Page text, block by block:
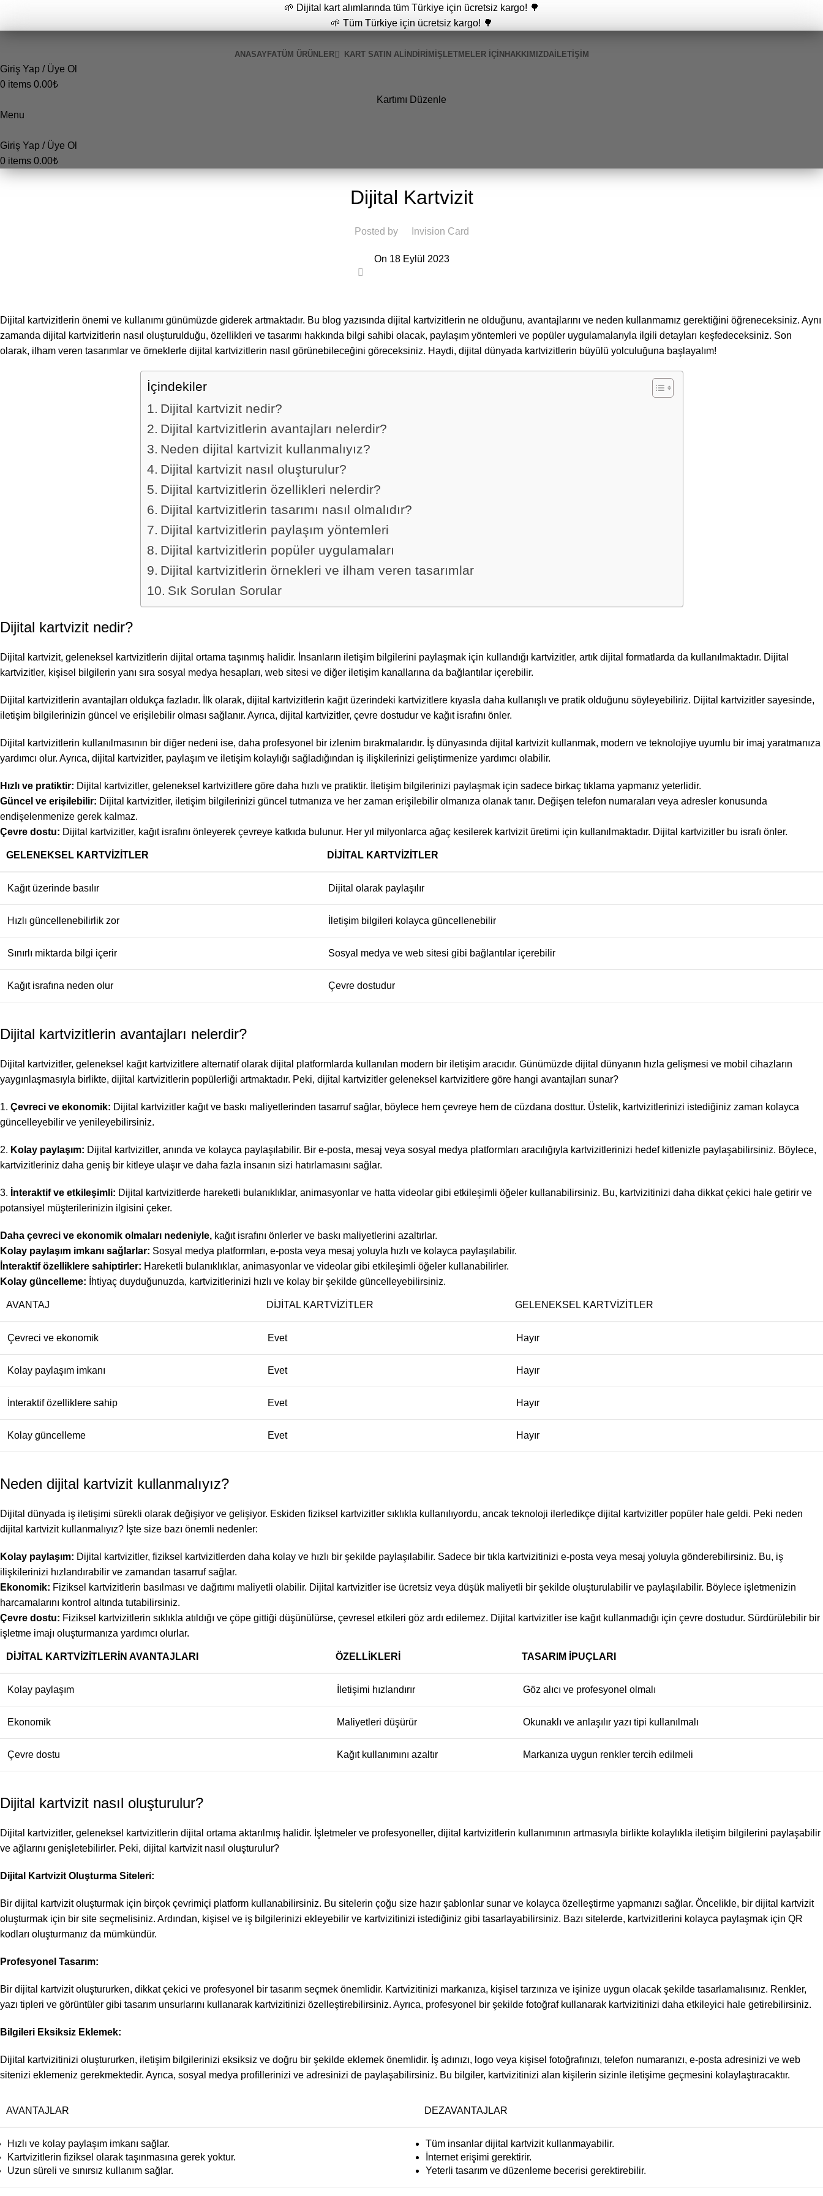
🌱 Dijital kart alımlarında tüm Türkiye için ücretsiz kargo! 🌳
🌱 Tüm Türkiye için ücretsiz kargo! 🌳
ANASAYFATÜM ÜRÜNLER KART SATIN ALİNDİRİM İŞLETMELER İÇIN HAKKIMIZDAİLETIŞIM
Giriş Yap / Üye Ol
0 items 0.00₺
Kartımı Düzenle
Menu
Giriş Yap / Üye Ol
0 items 0.00₺
Dijital Kartvizit
Posted by Invision Card
On 18 Eylül 2023
Dijital kartvizitlerin önemi ve kullanımı günümüzde giderek artmaktadır. Bu blog yazısında dijital kartvizitlerin ne olduğunu, avantajlarını ve neden kullanmamız gerektiğini öğreneceksiniz. Aynı
zamanda dijital kartvizitlerin nasıl oluşturulduğu, özellikleri ve tasarımı hakkında bilgi sahibi olacak, paylaşım yöntemleri ve popüler uygulamalarıyla ilgili detayları keşfedeceksiniz. Son
olarak, ilham veren tasarımlar ve örneklerle dijital kartvizitlerin nasıl görünebileceğini göreceksiniz. Haydi, dijital dünyada kartvizitlerin büyülü yolculuğuna başlayalım!
İçindekiler
Dijital kartvizit nedir?
Dijital kartvizitlerin avantajları nelerdir?
Neden dijital kartvizit kullanmalıyız?
Dijital kartvizit nasıl oluşturulur?
Dijital kartvizitlerin özellikleri nelerdir?
Dijital kartvizitlerin tasarımı nasıl olmalıdır?
Dijital kartvizitlerin paylaşım yöntemleri
Dijital kartvizitlerin popüler uygulamaları
Dijital kartvizitlerin örnekleri ve ilham veren tasarımlar
Sık Sorulan Sorular
Dijital kartvizit nedir?
Dijital kartvizit, geleneksel kartvizitlerin dijital ortama taşınmış halidir. İnsanların iletişim bilgilerini paylaşmak için kullandığı kartvizitler, artık dijital formatlarda da kullanılmaktadır. Dijital
kartvizitler, kişisel bilgilerin yanı sıra sosyal medya hesapları, web sitesi ve diğer iletişim kanallarına da bağlantılar içerebilir.
Dijital kartvizitlerin avantajları oldukça fazladır. İlk olarak, dijital kartvizitlerin kağıt üzerindeki kartvizitlere kıyasla daha kullanışlı ve pratik olduğunu söyleyebiliriz. Dijital kartvizitler sayesinde,
iletişim bilgilerinizin güncel ve erişilebilir olması sağlanır. Ayrıca, dijital kartvizitler, çevre dostudur ve kağıt israfını önler.
Dijital kartvizitlerin kullanılmasının bir diğer nedeni ise, daha profesyonel bir izlenim bırakmalarıdır. İş dünyasında dijital kartvizit kullanmak, modern ve teknolojiye uyumlu bir imaj yaratmanıza
yardımcı olur. Ayrıca, dijital kartvizitler, paylaşım ve iletişim kolaylığı sağladığından iş ilişkilerinizi geliştirmenize yardımcı olabilir.
Hızlı ve pratiktir: Dijital kartvizitler, geleneksel kartvizitlere göre daha hızlı ve pratiktir. İletişim bilgilerinizi paylaşmak için sadece birkaç tıklama yapmanız yeterlidir.
Güncel ve erişilebilir: Dijital kartvizitler, iletişim bilgilerinizi güncel tutmanıza ve her zaman erişilebilir olmanıza olanak tanır. Değişen telefon numaraları veya adresler konusunda
endişelenmenize gerek kalmaz.
Çevre dostu: Dijital kartvizitler, kağıt israfını önleyerek çevreye katkıda bulunur. Her yıl milyonlarca ağaç kesilerek kartvizit üretimi için kullanılmaktadır. Dijital kartvizitler bu israfı önler.
GELENEKSEL KARTVIZITLER DIJITAL KARTVIZITLER
Kağıt üzerinde basılır Dijital olarak paylaşılır
Hızlı güncellenebilirlik zor İletişim bilgileri kolayca güncellenebilir
Sınırlı miktarda bilgi içerir Sosyal medya ve web sitesi gibi bağlantılar içerebilir
Kağıt israfına neden olur Çevre dostudur
Dijital kartvizitlerin avantajları nelerdir?
Dijital kartvizitler, geleneksel kağıt kartvizitlere alternatif olarak dijital platformlarda kullanılan modern bir iletişim aracıdır. Günümüzde dijital dünyanın hızla gelişmesi ve mobil cihazların
yaygınlaşmasıyla birlikte, dijital kartvizitlerin popülerliği artmaktadır. Peki, dijital kartvizitler geleneksel kartvizitlere göre hangi avantajları sunar?
1. Çevreci ve ekonomik: Dijital kartvizitler kağıt ve baskı maliyetlerinden tasarruf sağlar, böylece hem çevreye hem de cüzdana dosttur. Üstelik, kartvizitlerinizi istediğiniz zaman kolayca
güncelleyebilir ve yenileyebilirsiniz.
2. Kolay paylaşım: Dijital kartvizitler, anında ve kolayca paylaşılabilir. Bir e-posta, mesaj veya sosyal medya platformları aracılığıyla kartvizitlerinizi hedef kitlenizle paylaşabilirsiniz. Böylece,
kartvizitleriniz daha geniş bir kitleye ulaşır ve daha fazla insanın sizi hatırlamasını sağlar.
3. İnteraktif ve etkileşimli: Dijital kartvizitlerde hareketli bulanıklıklar, animasyonlar ve hatta videolar gibi etkileşimli öğeler kullanabilirsiniz. Bu, kartvizitinizi daha dikkat çekici hale getirir ve
potansiyel müşterilerinizin ilgisini çeker.
Daha çevreci ve ekonomik olmaları nedeniyle, kağıt israfını önlerler ve baskı maliyetlerini azaltırlar.
Kolay paylaşım imkanı sağlarlar: Sosyal medya platformları, e-posta veya mesaj yoluyla hızlı ve kolayca paylaşılabilir.
İnteraktif özelliklere sahiptirler: Hareketli bulanıklıklar, animasyonlar ve videolar gibi etkileşimli öğeler kullanabilirler.
Kolay güncelleme: İhtiyaç duyduğunuzda, kartvizitlerinizi hızlı ve kolay bir şekilde güncelleyebilirsiniz.
AVANTAJ DIJITAL KARTVIZITLER GELENEKSEL KARTVIZITLER
Çevreci ve ekonomik Evet Hayır
Kolay paylaşım imkanı Evet Hayır
İnteraktif özelliklere sahip Evet Hayır
Kolay güncelleme Evet Hayır
Neden dijital kartvizit kullanmalıyız?
Dijital dünyada iş iletişimi sürekli olarak değişiyor ve gelişiyor. Eskiden fiziksel kartvizitler sıklıkla kullanılıyordu, ancak teknoloji ilerledikçe dijital kartvizitler popüler hale geldi. Peki neden
dijital kartvizit kullanmalıyız? İşte size bazı önemli nedenler:
Kolay paylaşım: Dijital kartvizitler, fiziksel kartvizitlerden daha kolay ve hızlı bir şekilde paylaşılabilir. Sadece bir tıkla kartvizitinizi e-posta veya mesaj yoluyla gönderebilirsiniz. Bu, iş
ilişkilerinizi hızlandırabilir ve zamandan tasarruf sağlar.
Ekonomik: Fiziksel kartvizitlerin basılması ve dağıtımı maliyetli olabilir. Dijital kartvizitler ise ücretsiz veya düşük maliyetli bir şekilde oluşturulabilir ve paylaşılabilir. Böylece işletmenizin
harcamalarını kontrol altında tutabilirsiniz.
Çevre dostu: Fiziksel kartvizitlerin sıklıkla atıldığı ve çöpe gittiği düşünülürse, çevresel etkileri göz ardı edilemez. Dijital kartvizitler ise kağıt kullanmadığı için çevre dostudur. Sürdürülebilir bir
işletme imajı oluşturmanıza yardımcı olurlar.
DIJITAL KARTVIZITLERIN AVANTAJLARI ÖZELLIKLERI TASARIM İPUÇLARI
Kolay paylaşım İletişimi hızlandırır Göz alıcı ve profesyonel olmalı
Ekonomik Maliyetleri düşürür Okunaklı ve anlaşılır yazı tipi kullanılmalı
Çevre dostu Kağıt kullanımını azaltır Markanıza uygun renkler tercih edilmeli
Dijital kartvizit nasıl oluşturulur?
Dijital kartvizitler, geleneksel kartvizitlerin dijital ortama aktarılmış halidir. İşletmeler ve profesyoneller, dijital kartvizitlerin kullanımının artmasıyla birlikte kolaylıkla iletişim bilgilerini paylaşabilir
ve ağlarını genişletebilirler. Peki, dijital kartvizit nasıl oluşturulur?
Dijital Kartvizit Oluşturma Siteleri:
Bir dijital kartvizit oluşturmak için birçok çevrimiçi platform kullanabilirsiniz. Bu sitelerin çoğu size hazır şablonlar sunar ve kolayca özelleştirme yapmanızı sağlar. Öncelikle, bir dijital kartvizit
oluşturmak için bir site seçmelisiniz. Ardından, kişisel ve iş bilgilerinizi ekleyebilir ve kartvizitinizi istediğiniz gibi tasarlayabilirsiniz. Bazı sitelerde, kartvizitlerini kolayca paylaşmak için QR
kodları oluşturmanız da mümkündür.
Profesyonel Tasarım:
Bir dijital kartvizit oluştururken, dikkat çekici ve profesyonel bir tasarım seçmek önemlidir. Kartvizitinizi markanıza, kişisel tarzınıza ve işinize uygun olacak şekilde tasarlamalısınız. Renkler,
yazı tipleri ve görüntüler gibi tasarım unsurlarını kullanarak kartvizitinizi özelleştirebilirsiniz. Ayrıca, profesyonel bir şekilde fotoğraf kullanarak kartvizitinizi daha etkileyici hale getirebilirsiniz.
Bilgileri Eksiksiz Eklemek:
Dijital kartvizitinizi oluştururken, iletişim bilgilerinizi eksiksiz ve doğru bir şekilde eklemek önemlidir. İş adınızı, logo veya kişisel fotoğrafınızı, telefon numaranızı, e-posta adresinizi ve web
sitenizi eklemeniz gerekmektedir. Ayrıca, sosyal medya profillerinizi ve adresinizi de paylaşabilirsiniz. Bu bilgiler, kartvizitinizi alan kişilerin sizinle iletişime geçmesini kolaylaştıracaktır.
AVANTAJLAR DEZAVANTAJLAR
Hızlı ve kolay paylaşım imkanı sağlar.
Kartvizitlerin fiziksel olarak taşınmasına gerek yoktur.
Uzun süreli ve sınırsız kullanım sağlar.
Tüm insanlar dijital kartvizit kullanmayabilir.
İnternet erişimi gerektirir.
Yeterli tasarım ve düzenleme becerisi gerektirebilir.